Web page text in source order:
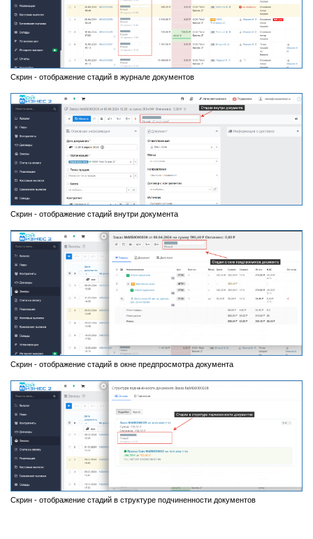
Скрин - отображение стадий в журнале документов
Скрин - отображение стадий внутри документа
Скрин - отображение стадий в окне предпросмотра документа
Скрин - отображение стадий в структуре подчиненности документов